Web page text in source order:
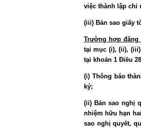
việc thành lập chi
(iii) Bản sao giấy
Trường hợp đăng
tại mục (i), (ii),
tại khoản 1 Điều
(i) Thông báo
ký;
(ii) Bản sao nghị
nhiệm hữu hạn
sao nghị quyết,